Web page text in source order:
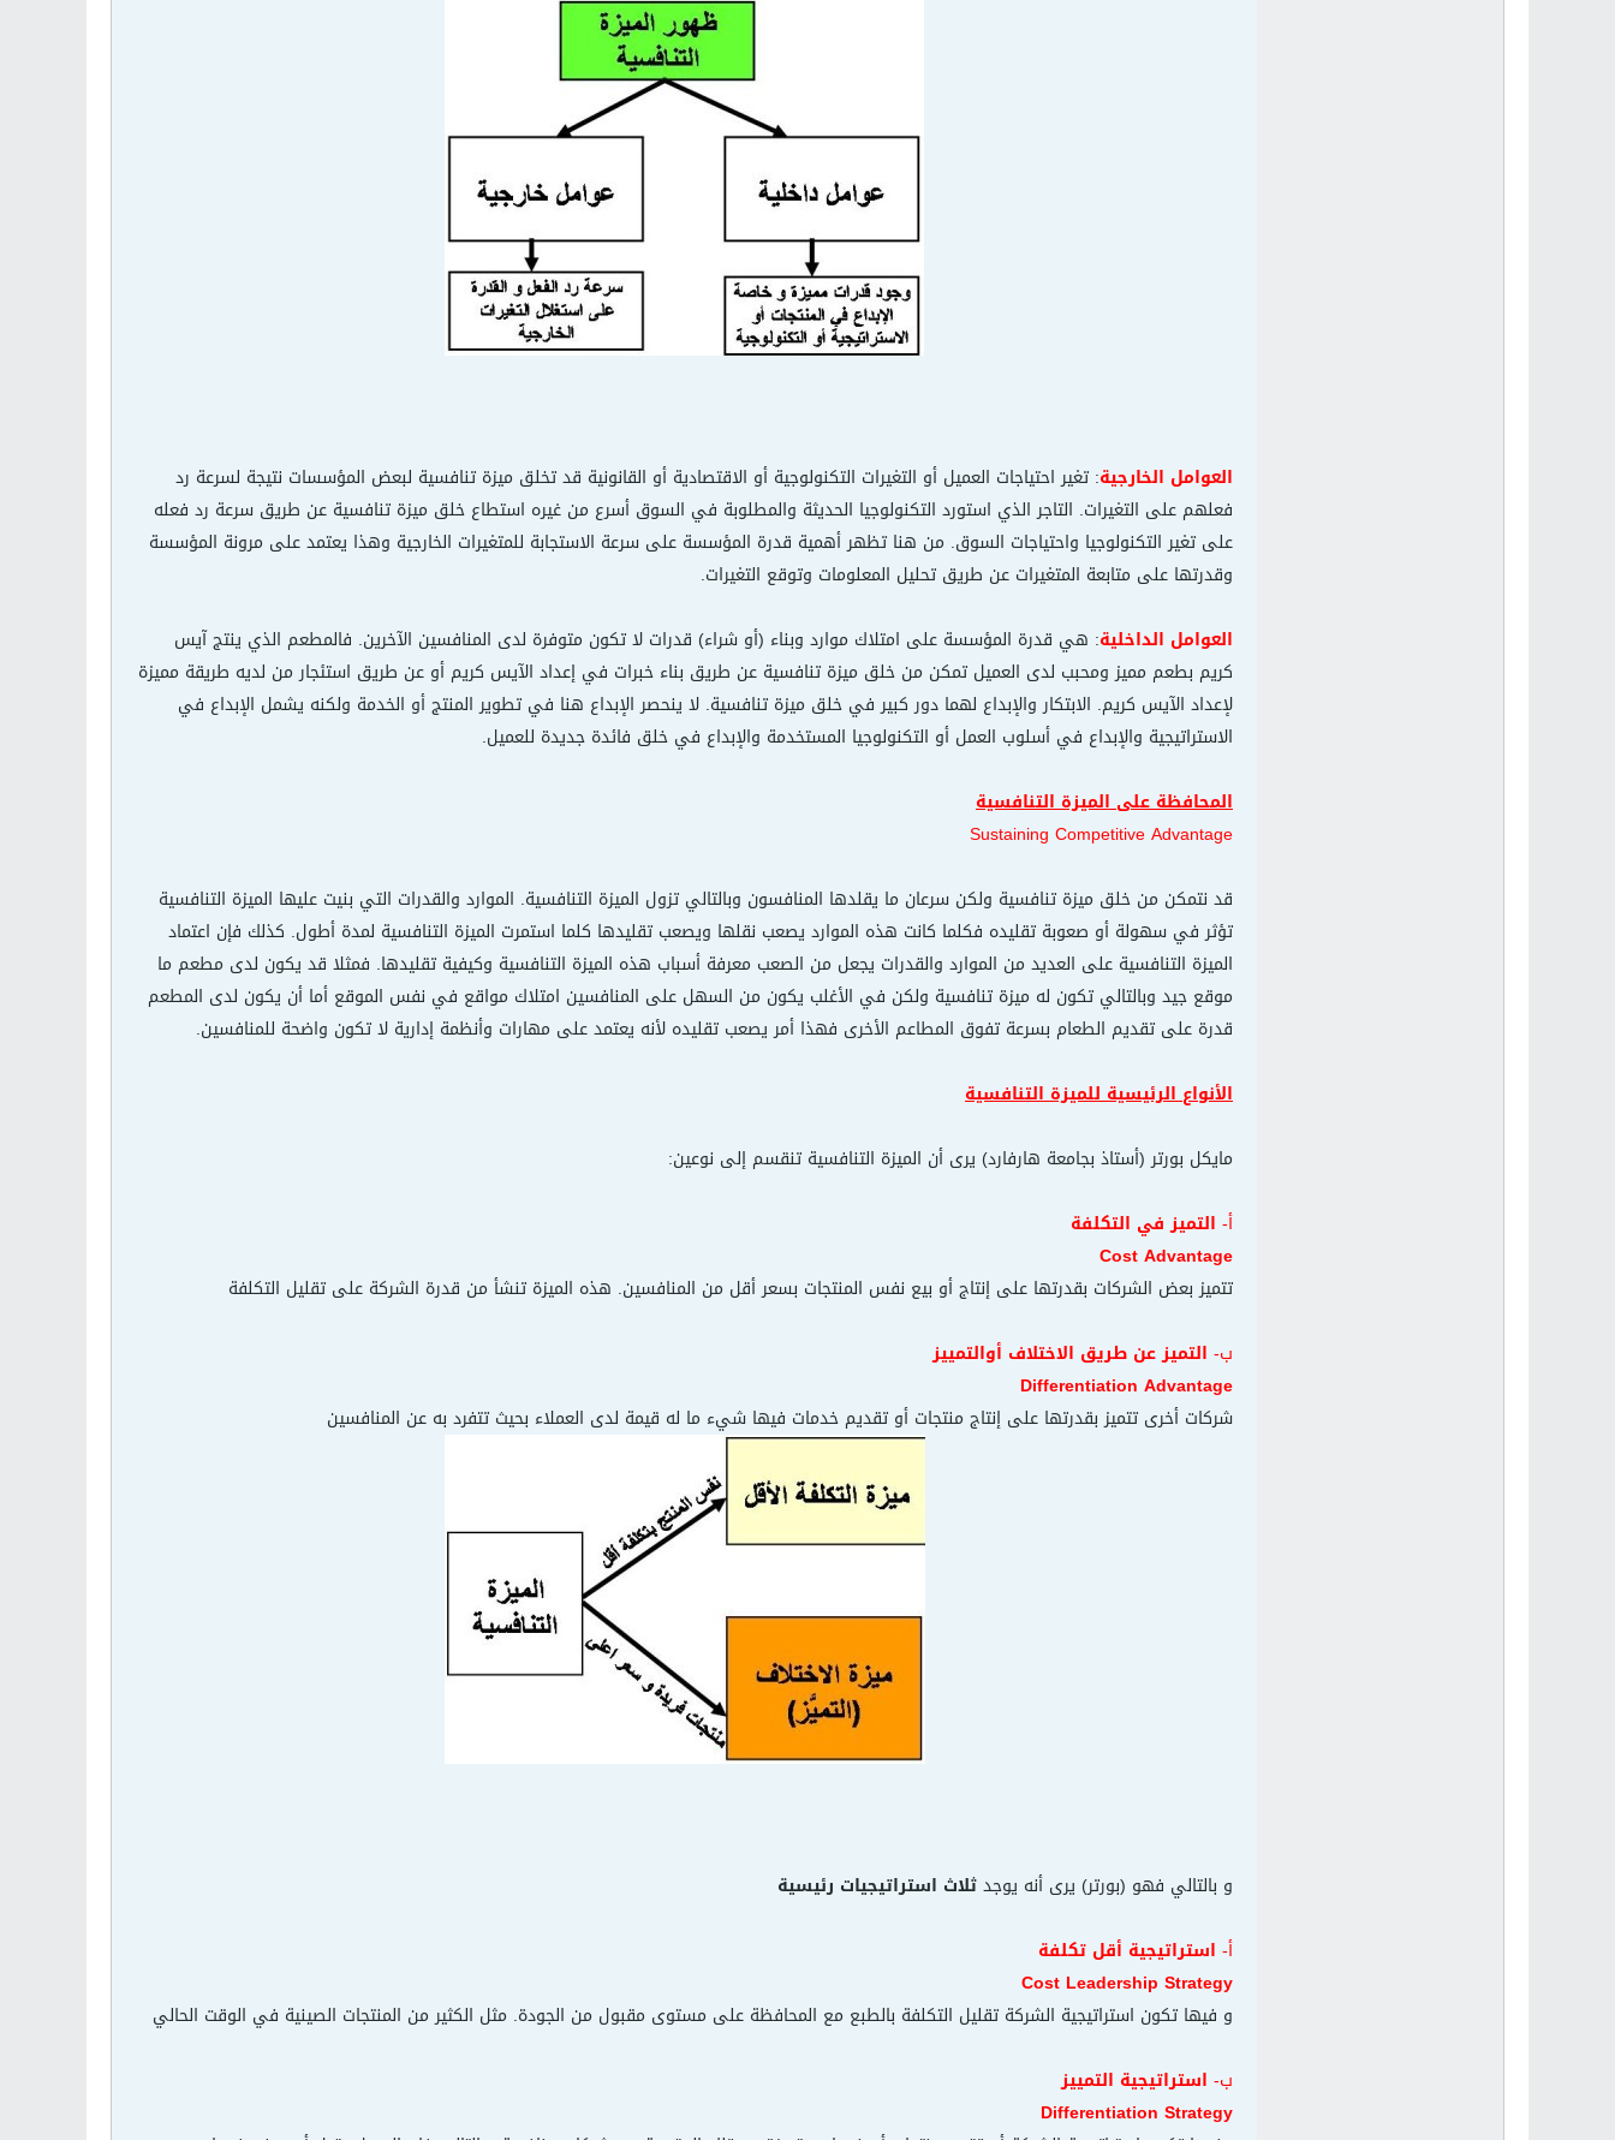
العوامل الخارجية: تغير احتياجات العميل أو التغيرات التكنولوجية أو الاقتصادية أو القانونية قد تخلق ميزة تنافسية لبعض المؤسسات نتيجة لسرعة رد
فعلهم على التغيرات. التاجر الذي استورد التكنولوجيا الحديثة والمطلوبة في السوق أسرع من غيره استطاع خلق ميزة تنافسية عن طريق سرعة رد فعله
على تغير التكنولوجيا واحتياجات السوق. من هنا تظهر أهمية قدرة المؤسسة على سرعة الاستجابة للمتغيرات الخارجية وهذا يعتمد على مرونة المؤسسة
وقدرتها على متابعة المتغيرات عن طريق تحليل المعلومات وتوقع التغيرات.
العوامل الداخلية: هي قدرة المؤسسة على امتلاك موارد وبناء (أو شراء) قدرات لا تكون متوفرة لدى المنافسين الآخرين. فالمطعم الذي ينتج آيس
كريم بطعم مميز ومحبب لدى العميل تمكن من خلق ميزة تنافسية عن طريق بناء خبرات في إعداد الآيس كريم أو عن طريق استئجار من لديه طريقة مميزة
لإعداد الآيس كريم. الابتكار والإبداع لهما دور كبير في خلق ميزة تنافسية. لا ينحصر الإبداع هنا في تطوير المنتج أو الخدمة ولكنه يشمل الإبداع في
الاستراتيجية والإبداع في أسلوب العمل أو التكنولوجيا المستخدمة والإبداع في خلق فائدة جديدة للعميل.
المحافظة على الميزة التنافسية
Sustaining Competitive Advantage
قد نتمكن من خلق ميزة تنافسية ولكن سرعان ما يقلدها المنافسون وبالتالي تزول الميزة التنافسية. الموارد والقدرات التي بنيت عليها الميزة التنافسية
تؤثر في سهولة أو صعوبة تقليده فكلما كانت هذه الموارد يصعب نقلها ويصعب تقليدها كلما استمرت الميزة التنافسية لمدة أطول. كذلك فإن اعتماد
الميزة التنافسية على العديد من الموارد والقدرات يجعل من الصعب معرفة أسباب هذه الميزة التنافسية وكيفية تقليدها. فمثلا قد يكون لدى مطعم ما
موقع جيد وبالتالي تكون له ميزة تنافسية ولكن في الأغلب يكون من السهل على المنافسين امتلاك مواقع في نفس الموقع أما أن يكون لدى المطعم
قدرة على تقديم الطعام بسرعة تفوق المطاعم الأخرى فهذا أمر يصعب تقليده لأنه يعتمد على مهارات وأنظمة إدارية لا تكون واضحة للمنافسين.
الأنواع الرئيسية للميزة التنافسية
مايكل بورتر (أستاذ بجامعة هارفارد) يرى أن الميزة التنافسية تنقسم إلى نوعين:
أ- التميز في التكلفة
Cost Advantage
تتميز بعض الشركات بقدرتها على إنتاج أو بيع نفس المنتجات بسعر أقل من المنافسين. هذه الميزة تنشأ من قدرة الشركة على تقليل التكلفة
ب- التميز عن طريق الاختلاف أوالتمييز
Differentiation Advantage
شركات أخرى تتميز بقدرتها على إنتاج منتجات أو تقديم خدمات فيها شيء ما له قيمة لدى العملاء بحيث تتفرد به عن المنافسين
و بالتالي فهو (بورتر) يرى أنه يوجدثلاث استراتيجيات رئيسية
أ- استراتيجية أقل تكلفة
Cost Leadership Strategy
و فيها تكون استراتيجية الشركة تقليل التكلفة بالطبع مع المحافظة على مستوى مقبول من الجودة. مثل الكثير من المنتجات الصينية في الوقت الحالي
ب- استراتيجية التمييز
Differentiation Strategy